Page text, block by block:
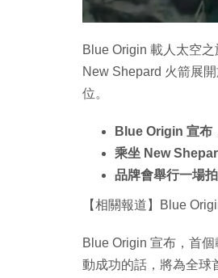
Blue Origin 載人太空
New Shepard 火箭展
位。
Blue Origin 宣布
乘坐 New
品牌會舉行一場
【相關報道】Blue
Blue Origin 宣布，首
動成功的話，將為全球